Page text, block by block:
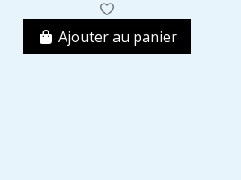
Ajouter au panier